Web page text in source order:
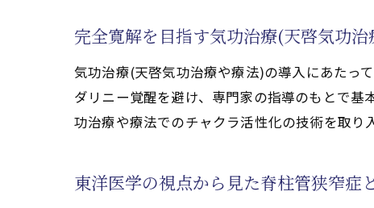
天啓気功治療や療法でのチャ
自然治癒力を引き出す気功治療(
気功治療(天啓気功治療や療
天啓気功治療や療法で活性化
脊柱管狭窄症改善に役立つ気
完全寛解を目指す気功治療(天啓気功
気功治療(天啓気功治療や療法)の導入にあたっ
ダリニー覚醒を避け、専門家の指導のもとで
功治療や療法でのチャクラ活性化の技術を取り
東洋医学の視点から見た脊柱管狭窄症